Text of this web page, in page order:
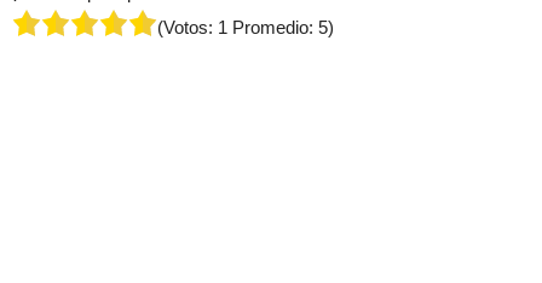
(Votos: 1 Promedio: 5)